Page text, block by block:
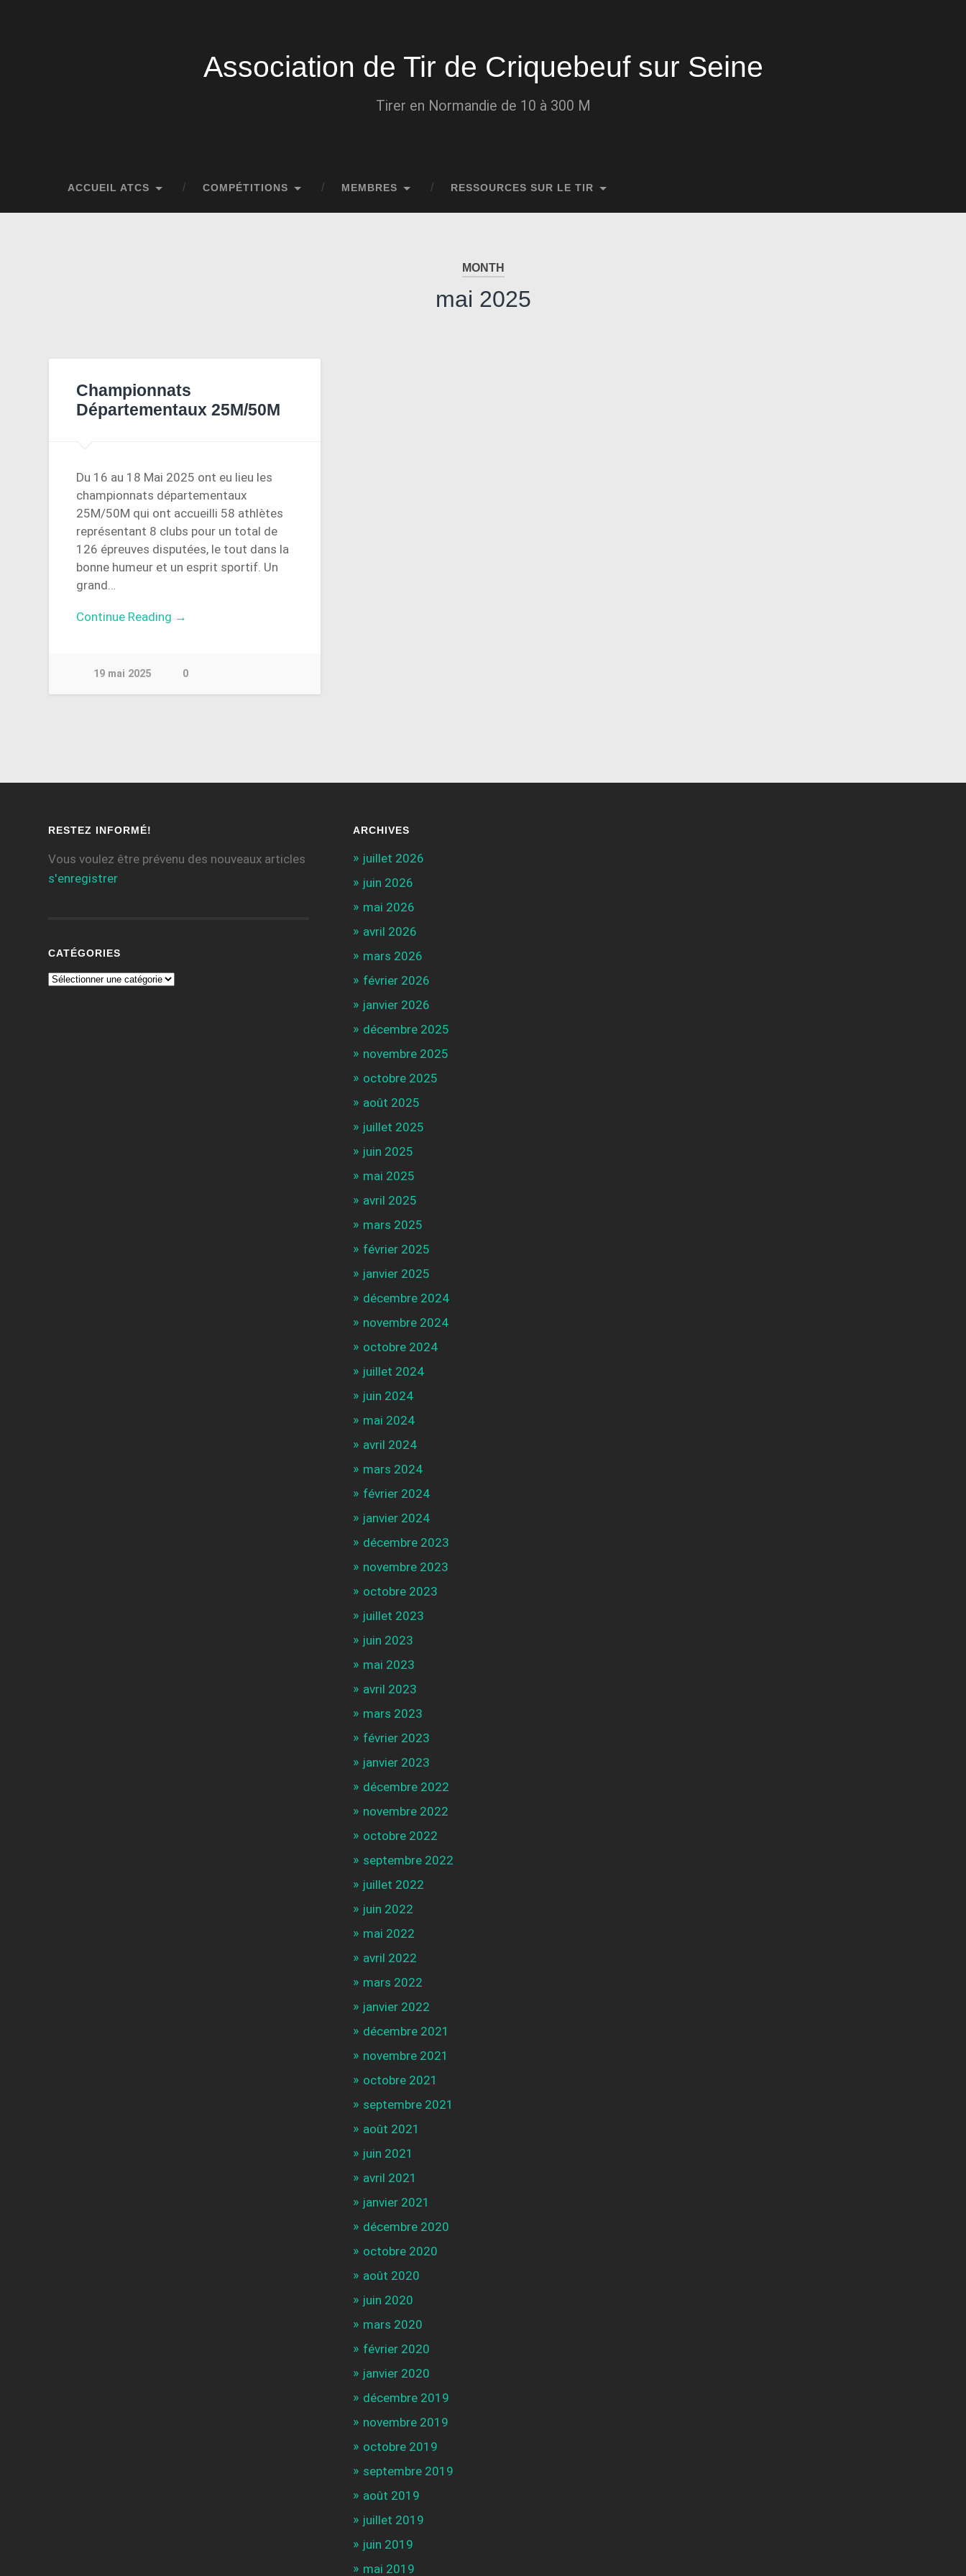
Association de Tir de Criquebeuf sur Seine
Tirer en Normandie de 10 à 300 M
ACCUEIL ATCS COMPÉTITIONS MEMBRES RESSOURCES SUR LE TIR
MONTH
mai 2025
Championnats
Départementaux 25M/50M
Du 16 au 18 Mai 2025 ont eu lieu les
championnats départementaux
25M/50M qui ont accueilli 58 athlètes
représentant 8 clubs pour un total de
126 épreuves disputées, le tout dans la
bonne humeur et un esprit sportif. Un
grand…
Continue Reading →
19 mai 2025 0
RESTEZ INFORMÉ!
Vous voulez être prévenu des nouveaux articles
s'enregistrer
CATÉGORIES
ARCHIVES
juillet 2026
juin 2026
mai 2026
avril 2026
mars 2026
février 2026
janvier 2026
décembre 2025
novembre 2025
octobre 2025
août 2025
juillet 2025
juin 2025
mai 2025
avril 2025
mars 2025
février 2025
janvier 2025
décembre 2024
novembre 2024
octobre 2024
juillet 2024
juin 2024
mai 2024
avril 2024
mars 2024
février 2024
janvier 2024
décembre 2023
novembre 2023
octobre 2023
juillet 2023
juin 2023
mai 2023
avril 2023
mars 2023
février 2023
janvier 2023
décembre 2022
novembre 2022
octobre 2022
septembre 2022
juillet 2022
juin 2022
mai 2022
avril 2022
mars 2022
janvier 2022
décembre 2021
novembre 2021
octobre 2021
septembre 2021
août 2021
juin 2021
avril 2021
janvier 2021
décembre 2020
octobre 2020
août 2020
juin 2020
mars 2020
février 2020
janvier 2020
décembre 2019
novembre 2019
octobre 2019
septembre 2019
août 2019
juillet 2019
juin 2019
mai 2019